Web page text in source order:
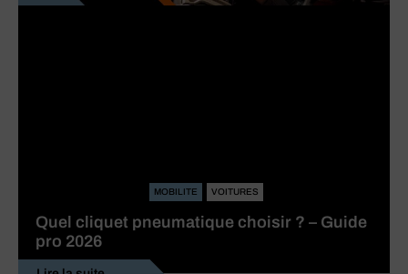
MOBILITE VOITURES
Quel cliquet pneumatique choisir ? – Guide
pro 2026